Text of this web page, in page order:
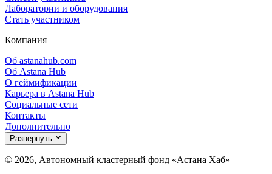
Лаборатории и оборудования
Стать участником
Компания
Об astanahub.com
Об Astana Hub
О геймификации
Карьера в Astana Hub
Социальные сети
Контакты
Дополнительно
Развернуть
© 2026, Автономный кластерный фонд «Астана Хаб»